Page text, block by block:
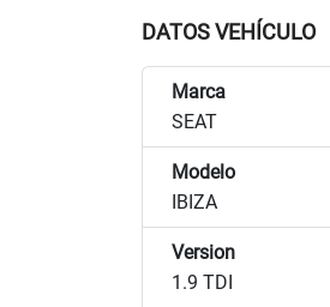
DATOS VEHÍCULO
Marca
SEAT
Modelo
IBIZA
Version
1.9 TDI